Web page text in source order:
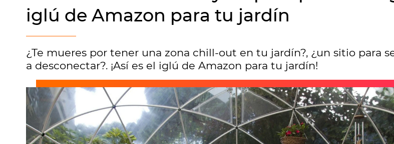
iglú de Amazon para tu jardín
¿Te mueres por tener una zona chill-out en tu jardín?, ¿un sitio para
a desconectar?. ¡Así es el iglú de Amazon para tu jardín!